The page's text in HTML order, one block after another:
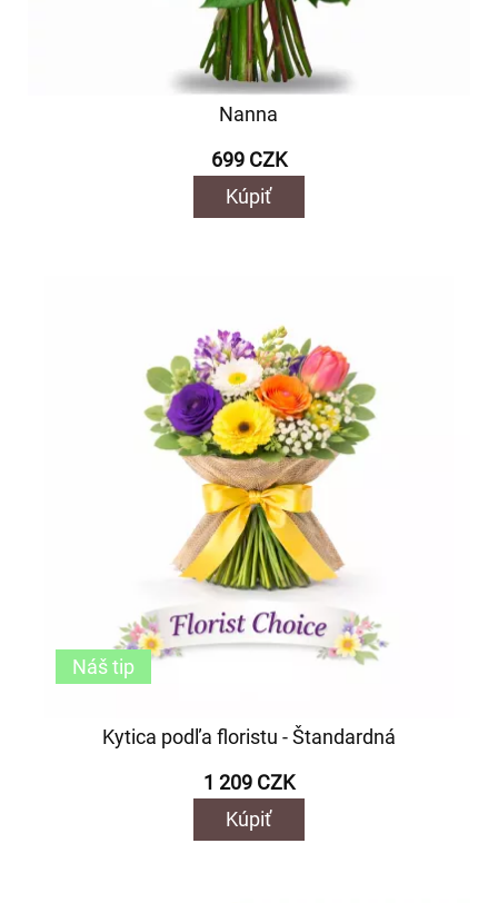
Nanna
699 CZK
Kúpiť
Kytica podľa floristu - Štandardná
1 209 CZK
Kúpiť
Náš tip